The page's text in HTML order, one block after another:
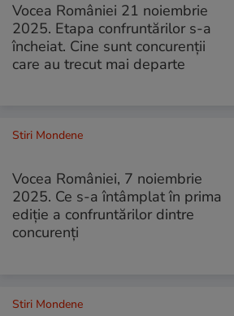
Vocea României 21 noiembrie
2025. Etapa confruntărilor s-a
încheiat. Cine sunt concurenții
care au trecut mai departe
Stiri Mondene
Vocea României, 7 noiembrie
2025. Ce s-a întâmplat în prima
ediție a confruntărilor dintre
concurenți
Stiri Mondene